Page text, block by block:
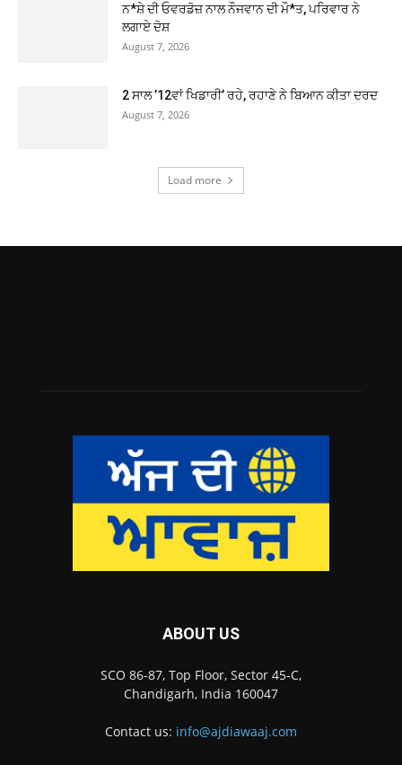
ਨ*ਸ਼ੇ ਦੀ ਓਵਰਡੋਜ਼ ਨਾਲ ਨੌਜਵਾਨ ਦੀ ਮੌ*ਤ, ਪਰਿਵਾਰ ਨੇ
ਲਗਾਏ ਦੋਸ਼
August 7, 2026
2 ਸਾਲ ’12ਵਾਂ ਖਿਡਾਰੀ’ ਰਹੇ, ਰਹਾਣੇ ਨੇ ਬਿਆਨ ਕੀਤਾ ਦਰਦ
August 7, 2026
Load more
ABOUT US
SCO 86-87, Top Floor, Sector 45-C,
Chandigarh, India 160047
Contact us: info@ajdiawaaj.com